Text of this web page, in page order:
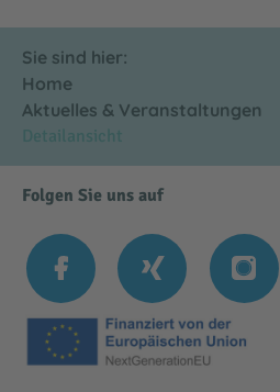
Sie sind hier:
Home
Aktuelles & Veranstaltungen
Detailansicht
Folgen Sie uns auf